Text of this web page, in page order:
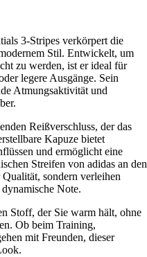
3-Stripes verkörpert die
Stil. Entwickelt, um
zu werden, ist er ideal für
legere Ausgänge. Sein
Atmungsaktivität und
Reißverschluss, der das
Kapuze bietet
und ermöglicht eine
Streifen von adidas an den
sondern verleihen
Note.
Stoff, der Sie warm hält, ohne
Ob beim Training,
mit Freunden, dieser